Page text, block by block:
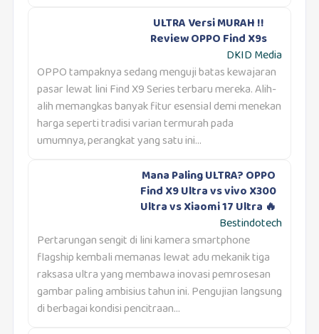
ULTRA Versi MURAH !!
Review OPPO Find X9s
DKID Media
OPPO tampaknya sedang menguji batas kewajaran
pasar lewat lini Find X9 Series terbaru mereka. Alih-
alih memangkas banyak fitur esensial demi menekan
harga seperti tradisi varian termurah pada
umumnya, perangkat yang satu ini...
Mana Paling ULTRA? OPPO
Find X9 Ultra vs vivo X300
Ultra vs Xiaomi 17 Ultra 🔥
Bestindotech
Pertarungan sengit di lini kamera smartphone
flagship kembali memanas lewat adu mekanik tiga
raksasa ultra yang membawa inovasi pemrosesan
gambar paling ambisius tahun ini. Pengujian langsung
di berbagai kondisi pencitraan...